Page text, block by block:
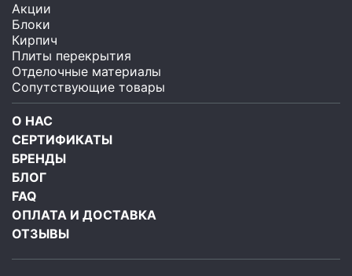
Акции
Блоки
Кирпич
Плиты перекрытия
Отделочные материалы
Сопутствующие товары
О НАС
СЕРТИФИКАТЫ
БРЕНДЫ
БЛОГ
FAQ
ОПЛАТА И ДОСТАВКА
ОТЗЫВЫ